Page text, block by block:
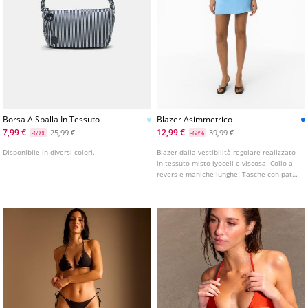
Borsa A Spalla In Tessuto
7,99 €
-69% 25,99 €
Disponibile in diversi colori.
Blazer Asimmetrico
12,99 €
-68% 39,99 €
Blazer dalla vestibilità regolare realizzato
in tessuto misto lyocell e viscosa. Collo a
revers e maniche lunghe. Tasche con patta